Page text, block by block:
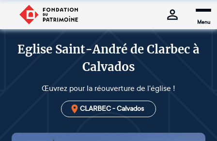
Menu
Eglise Saint-André de Clarbec à
Calvados
Œuvrez pour la réouverture de l'église !
CLARBEC - Calvados